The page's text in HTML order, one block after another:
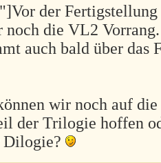
der
noch die VL2
auch bald über das
wir noch auf
der Trilogie hoffen